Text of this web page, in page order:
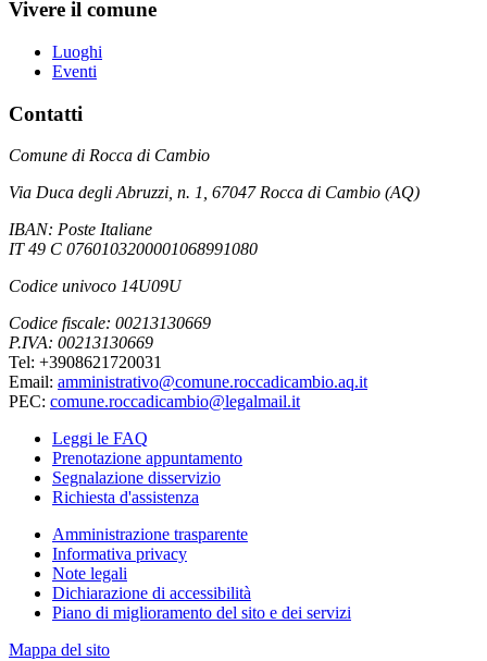
Vivere il comune
Luoghi
Eventi
Contatti
Comune di Rocca di Cambio
Via Duca degli Abruzzi, n. 1, 67047 Rocca di Cambio (AQ)
IBAN: Poste Italiane
IT 49 C 0760103200001068991080
Codice univoco 14U09U
Codice fiscale: 00213130669
P.IVA: 00213130669
Tel: +3908621720031
Email: amministrativo@comune.roccadicambio.aq.it
PEC: comune.roccadicambio@legalmail.it
Leggi le FAQ
Prenotazione appuntamento
Segnalazione disservizio
Richiesta d'assistenza
Amministrazione trasparente
Informativa privacy
Note legali
Dichiarazione di accessibilità
Piano di miglioramento del sito e dei servizi
Mappa del sito